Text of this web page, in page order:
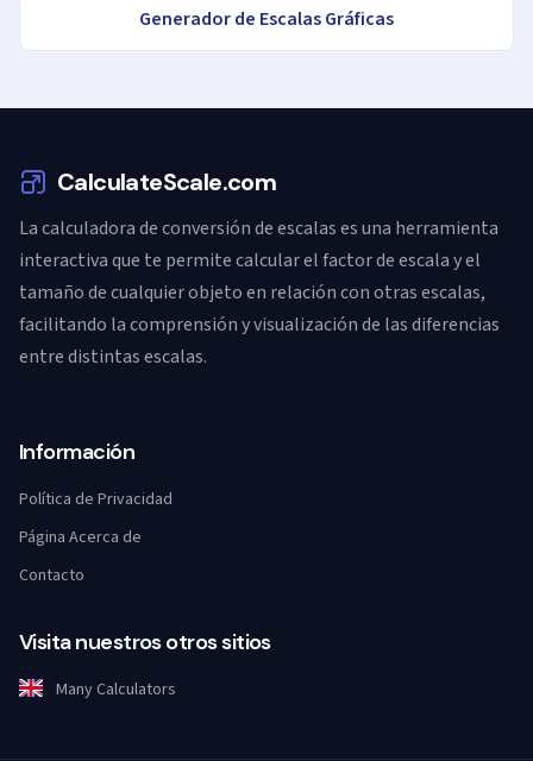
Generador de Escalas Gráficas
CalculateScale.com
La calculadora de conversión de escalas es una herramienta
interactiva que te permite calcular el factor de escala y el
tamaño de cualquier objeto en relación con otras escalas,
facilitando la comprensión y visualización de las diferencias
entre distintas escalas.
Información
Política de Privacidad
Página Acerca de
Contacto
Visita nuestros otros sitios
Many Calculators